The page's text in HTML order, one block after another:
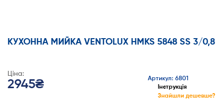
КУХОННА МИЙКА VENTOLUX HMKS 5848 SS 3/0,8
Ціна:
2945₴
Артикул: 6801
Інструкція
Знайшли дешевше?